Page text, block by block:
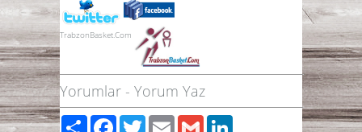
TrabzonBasket.Com
Yorumlar - Yorum Yaz
PaylaşFacebook
TwitterEmailGmail